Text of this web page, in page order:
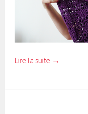
Lire la suite →